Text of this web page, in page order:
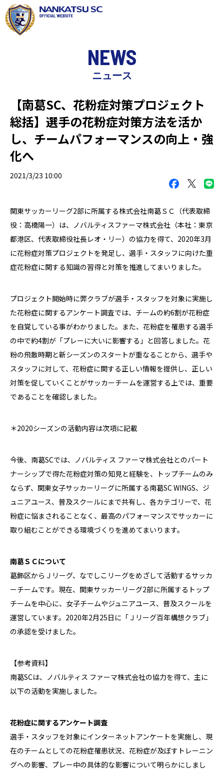
NEWS
ニュース
【南葛SC、花粉症対策プロジェクト
総括】選手の花粉症対策方法を活か
し、チームパフォーマンスの向上・強
化へ
2021/3/23 10:00
関東サッカーリーグ2部に所属する株式会社南葛ＳＣ（代表取締
役：高橋陽一）は、ノバルティスファーマ株式会社（本社：東京
都港区、代表取締役社長レオ・リー）の協力を得て、2020年3月
に花粉症対策プロジェクトを発足し、選手・スタッフに向けた重
症花粉症に関する知識の習得と対策を推進してまいりました。
プロジェクト開始時に弊クラブが選手・スタッフを対象に実施し
た花粉症に関するアンケート調査では、チームの約6割が花粉症
を自覚している事がわかりました。また、花粉症を罹患する選手
の中で約4割が「プレーに大いに影響する」と回答しました。花
粉の飛散時期と新シーズンのスタートが重なることから、選手や
スタッフに対して、花粉症に関する正しい情報を提供し、正しい
対策を促していくことがサッカーチームを運営する上では、重要
であることを確認しました。
＊2020シーズンの活動内容は次項に記載
今後、南葛SCでは、ノバルティス ファーマ株式会社とのパート
ナーシップで得た花粉症対策の知見と経験を、トップチームのみ
ならず、関東女子サッカーリーグに所属する南葛SC WINGS、ジ
ュニアユース、普及スクールにまで共有し、各カテゴリーで、花
粉症に悩まされることなく、最高のパフォーマンスでサッカーに
取り組むことができる環境づくりを進めてまいります。
南葛ＳＣについて
葛飾区からＪリーグ、なでしこリーグをめざして活動するサッカ
ーチームです。現在、関東サッカーリーグ2部に所属するトップ
チームを中心に、女子チームやジュニアユース、普及スクールを
運営しています。2020年2月25日に「Ｊリーグ百年構想クラブ」
の承認を受けました。
【参考資料】
南葛SCは、ノバルティス ファーマ株式会社の協力を得て、主に
以下の活動を実施しました。
花粉症に関するアンケート調査
選手・スタッフを対象にインターネットアンケートを実施し、現
在のチームとしての花粉症罹患状況、花粉症が及ぼすトレーニン
グへの影響、プレー中の具体的な影響について明らかにしまし